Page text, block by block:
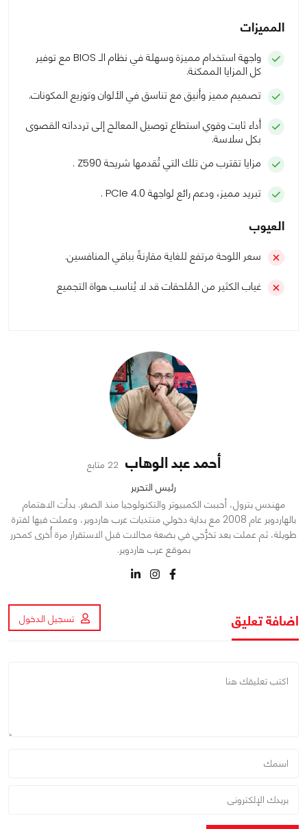
المميزات
واجهة استخدام مميزة وسهلة في نظام الـ BIOS مع توفير
كل المزايا الممكنة.
تصميم مميز وأنيق مع تناسق في الألوان وتوزيع المكونات.
أداء ثابت وقوي استطاع توصيل المعالج إلى تردداته القصوى
بكل سلاسة.
مزايا تقترب من تلك التي تُقدمها شريحة Z590 .
تبريد مميز، ودعم رائع لواجهة PCIe 4.0 .
العيوب
سعر اللوحة مرتفع للغاية مقارنةً بباقي المنافسين.
غياب الكثير من المُلحقات قد لا يُناسب هواة التجميع
أحمد عبد الوهاب 22 متابع
رئيس التحرير
مهندس بترول، أحببت الكمبيوتر والتكنولوجيا منذ الصغر. بدأت الاهتمام
بالهاردوير عام 2008 مع بداية دخولي منتديات عرب هاردوير، وعملت فيها لفترة
طويلة، ثم عملت بعد تخرُّجي في بضعة مجالات قبل الاستقرار مرة أُخرى كمحرر
بموقع عرب هاردوير.
اضافة تعليق تسجيل الدخول